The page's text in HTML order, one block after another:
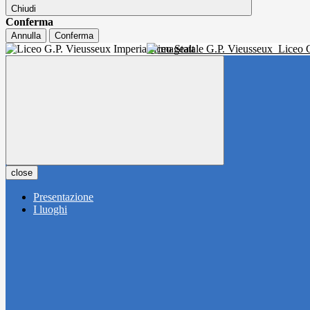
Chiudi
Conferma
Annulla Conferma
Liceo Statale G.P. Vieusseux Liceo
close
Presentazione
I luoghi